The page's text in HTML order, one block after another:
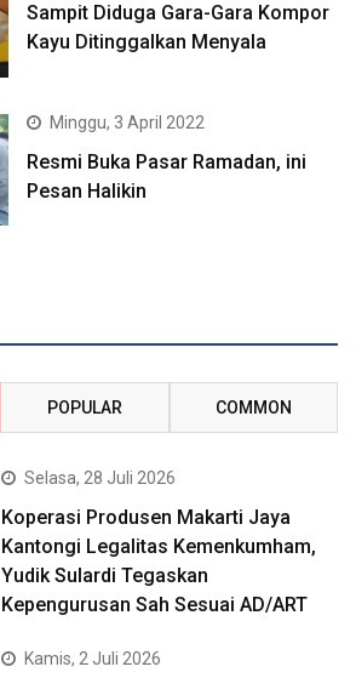
Sampit Diduga Gara-Gara Kompor
Kayu Ditinggalkan Menyala
Minggu, 3 April 2022
Resmi Buka Pasar Ramadan, ini
Pesan Halikin
POPULAR COMMON
Selasa, 28 Juli 2026
Koperasi Produsen Makarti Jaya
Kantongi Legalitas Kemenkumham,
Yudik Sulardi Tegaskan
Kepengurusan Sah Sesuai AD/ART
Kamis, 2 Juli 2026